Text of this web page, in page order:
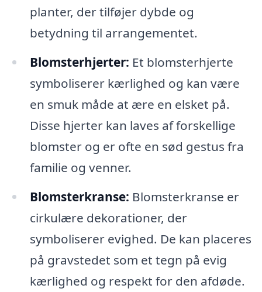
planter, der tilføjer dybde og
betydning til arrangementet.
Blomsterhjerter: Et blomsterhjerte
symboliserer kærlighed og kan være
en smuk måde at ære en elsket på.
Disse hjerter kan laves af forskellige
blomster og er ofte en sød gestus fra
familie og venner.
Blomsterkranse: Blomsterkranse er
cirkulære dekorationer, der
symboliserer evighed. De kan placeres
på gravstedet som et tegn på evig
kærlighed og respekt for den afdøde.